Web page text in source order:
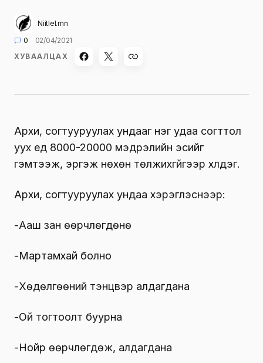
Niitlel.mn
0
02/04/2021
ХУВААЛЦАХ
Архи, согтууруулах ундааг нэг удаа согттол
уух үед 8000-20000 мэдрэлийн эсийг
гэмтээж, эргэж нөхөн төлжихгүйгээр үхүүлдэг.
Архи, согтууруулах ундаа хэрэглэснээр:
-Ааш зан өөрчлөгдөнө
-Мартамхай болно
-Хөдөлгөөний тэнцвэр алдагдана
-Ой тогтоолт буурна
-Нойр өөрчлөгдөж, алдагдана